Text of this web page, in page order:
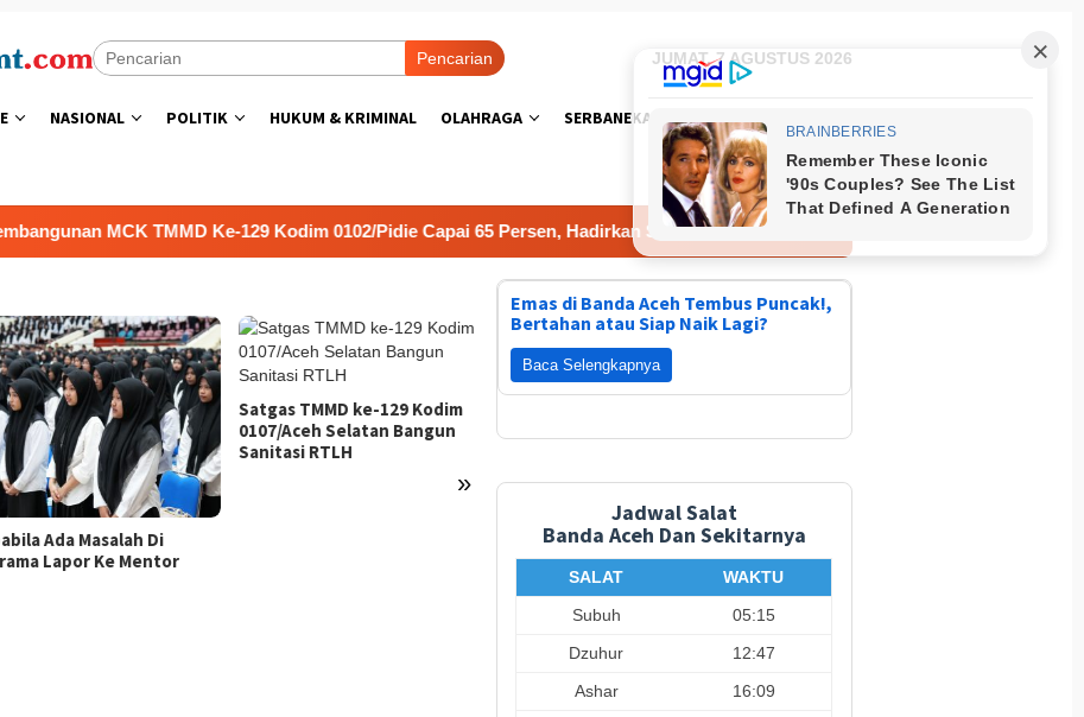
Pencarian JUMAT, 7 AGUSTUS 2026
NASIONAL POLITIK HUKUM & KRIMINAL OLAHRAGA SERBANEKA FOTO
MCK TMMD Ke-129 Kodim 0102/Pidie Capai 65 Persen, Hadirkan Sanitasi Layak bagi Masyarakat
»
Ada Masalah Di
Lapor Ke Mentor
Satgas TMMD ke-129 Kodim
0107/Aceh Selatan Bangun
Sanitasi RTLH
Satgas TMMD ke-129 Kodim
0107/Aceh Selatan
Rampungkan Fasilitas Air
Bersih
Pembangunan MCK TMMD
Ke-129 Kodim 0102/Pidie
Capai 65 Persen, Hadirkan
Sanitasi Layak bagi
Masyarakat
Emas di Banda Aceh Tembus Puncak!,
Bertahan atau Siap Naik Lagi?
Baca Selengkapnya
Jadwal Salat
Banda Aceh Dan Sekitarnya
SALAT
WAKTU
Subuh
05:15
Dzuhur
12:47
Ashar
16:09